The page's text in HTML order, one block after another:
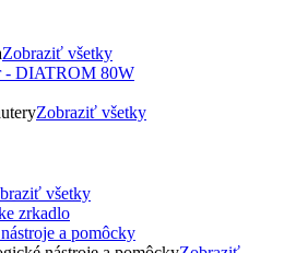
Zobraziť všetky
Zobraziť všetky
všetky
a pomôcky